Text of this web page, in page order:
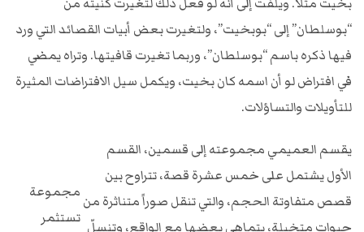
“بوسلطان” إلى “بوبخيت”، ولتغيرت بعض أبيات القصائد التي ورد
فيها ذكره باسم “بوسلطان”، وربما تغيرت قافيتها. وتراه يمضي
في افتراض لو أن اسمه كان بخيت، ويكمل سيل الافتراضات المثيرة
للتأويلات والتساؤلات.
مجموعة
تستثمر
يقسم العميمي مجموعته إلى قسمين، القسم
الأول يشتمل على خمس عشرة قصة، تتراوح بين
قصص متفاوتة الحجم، والتي تنقل صوراً متناثرة من
حيوات متخيلة، يتماهى بعضها مع الواقع، وتنسلّ